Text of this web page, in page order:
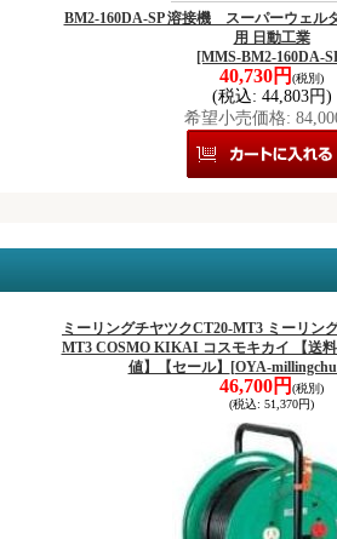
BM2-160DA-SP 溶接機 スーパーウェル
用 日動工業
[MMS-BM2-160DA-
40,730円 (税別)
(税込: 44,803円)
希望小売価格:
ミーリングチヤツクCT20-MT3 ミーリ
MT3 COSMO KIKAI コスモキカイ 【送
値】【セール】
[OYA-
46,700円 (税別)
(税込: 51,370円)